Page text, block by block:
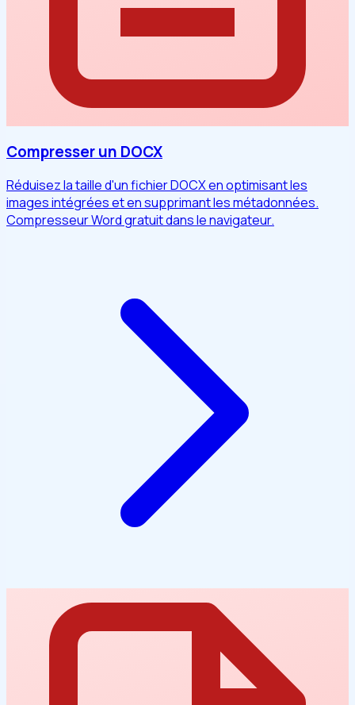
Compresser un DOCX
Réduisez la taille d'un fichier DOCX en optimisant les
images intégrées et en supprimant les métadonnées.
Compresseur Word gratuit dans le navigateur.